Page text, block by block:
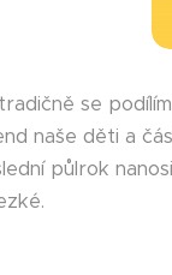
se
naše děti a
půlrok
😎🌳🍀